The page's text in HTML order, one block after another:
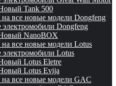
Tank 500
на все новые модели Dongfeng
Dongfeng
NanoBOX
на все новые модели Lotus
Lotus
Lotus Eletre
Lotus Evija
на все новые модели GAC